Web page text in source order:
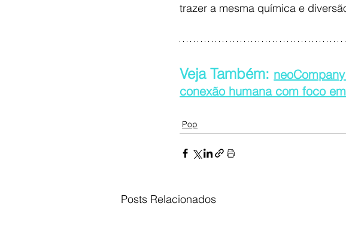
trazer a mesma química e
Veja Também:
conexão humana com foco
Pop
Posts Relacionados